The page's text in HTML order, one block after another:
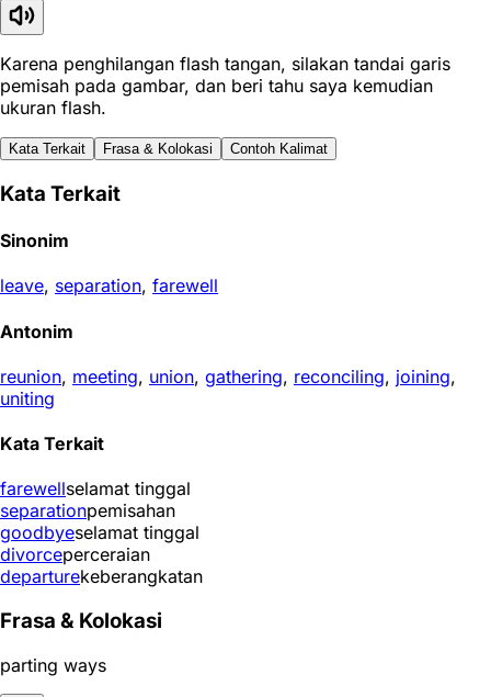
Karena penghilangan flash tangan, silakan tandai garis
pemisah pada gambar, dan beri tahu saya kemudian
ukuran flash.
Kata Terkait Frasa & Kolokasi Contoh Kalimat
Kata Terkait
Sinonim
leave, separation, farewell
Antonim
reunion, meeting, union, gathering, reconciling, joining,
uniting
Kata Terkait
farewellselamat tinggal
separationpemisahan
goodbyeselamat tinggal
divorceperceraian
departurekeberangkatan
Frasa & Kolokasi
parting ways